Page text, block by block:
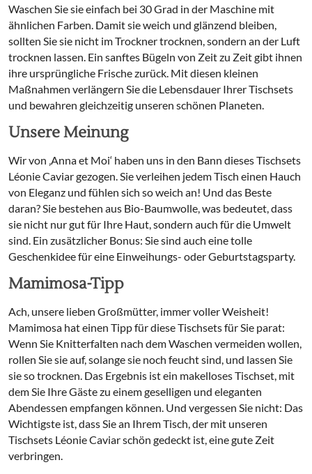
Waschen Sie sie einfach bei 30 Grad in der Maschine mit
ähnlichen Farben. Damit sie weich und glänzend bleiben,
sollten Sie sie nicht im Trockner trocknen, sondern an der Luft
trocknen lassen. Ein sanftes Bügeln von Zeit zu Zeit gibt ihnen
ihre ursprüngliche Frische zurück. Mit diesen kleinen
Maßnahmen verlängern Sie die Lebensdauer Ihrer Tischsets
und bewahren gleichzeitig unseren schönen Planeten.
Unsere Meinung
Wir von ‚Anna et Moi‘ haben uns in den Bann dieses Tischsets
Léonie Caviar gezogen. Sie verleihen jedem Tisch einen Hauch
von Eleganz und fühlen sich so weich an! Und das Beste
daran? Sie bestehen aus Bio-Baumwolle, was bedeutet, dass
sie nicht nur gut für Ihre Haut, sondern auch für die Umwelt
sind. Ein zusätzlicher Bonus: Sie sind auch eine tolle
Geschenkidee für eine Einweihungs- oder Geburtstagsparty.
Mamimosa-Tipp
Ach, unsere lieben Großmütter, immer voller Weisheit!
Mamimosa hat einen Tipp für diese Tischsets für Sie parat:
Wenn Sie Knitterfalten nach dem Waschen vermeiden wollen,
rollen Sie sie auf, solange sie noch feucht sind, und lassen Sie
sie so trocknen. Das Ergebnis ist ein makelloses Tischset, mit
dem Sie Ihre Gäste zu einem geselligen und eleganten
Abendessen empfangen können. Und vergessen Sie nicht: Das
Wichtigste ist, dass Sie an Ihrem Tisch, der mit unseren
Tischsets Léonie Caviar schön gedeckt ist, eine gute Zeit
verbringen.